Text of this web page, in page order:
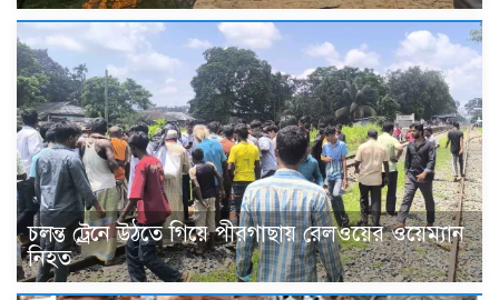
চলন্ত ট্রেনে উঠতে গিয়ে পীরগাছায় রেলওয়ের ওয়েম্যান
নিহত